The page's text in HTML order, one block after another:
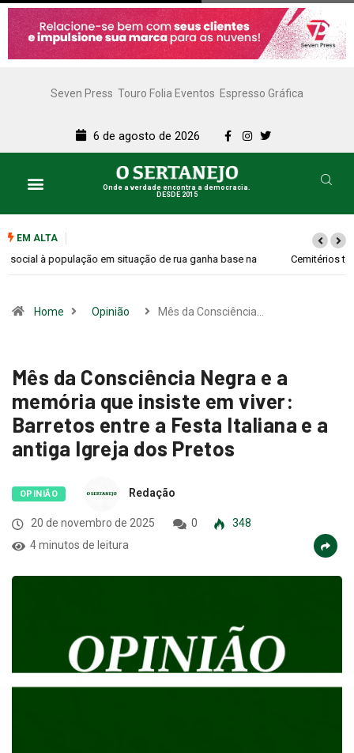
Seven Press Touro Folia Eventos Espresso Gráfica
6 de agosto de 2026
Onde a verdade encontra a democracia.
DESDE 2015
EM ALTA Cemitérios terão horário especial e missas no Dia dos Pais
memória que insiste em viver:
Barretos entre a Festa Italiana e a
antiga Igreja dos Pretos
20 de novembro de 2025
4 minutos de leitura